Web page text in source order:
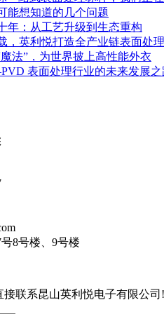
能想知道的几个问题
年：从工艺升级到生态重构
，英利悦打造全产业链表面处
法”，为世界披上高性能外衣
表面处理行业的未来发展之
8号楼、9号楼
接联系昆山英利悦电子有限公司!